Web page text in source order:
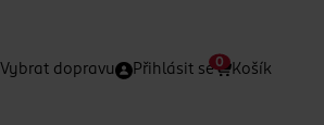
Vybrat dopravu Přihlásit se Košík
0